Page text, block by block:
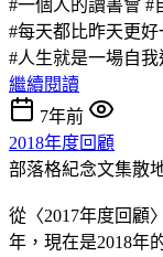
#一個人的讀書會 #
#每天都比昨天更好
#人生就是一場自
繼續閱讀
7年前
2018年度回顧
部落格紀念文集散
從〈2017年度回顧
年，現在是2018年